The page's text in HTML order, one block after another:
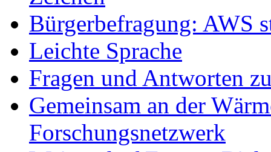
Bürgerbefragung: AWS
Leichte Sprache
Fragen und Antworten
Gemeinsam an der
Forschungsnetzwerk